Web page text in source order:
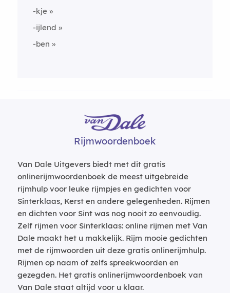
-kje
-ijlend
-ben
Rijmwoordenboek
Van Dale Uitgevers biedt met dit gratis
onlinerijmwoordenboek de meest uitgebreide
rijmhulp voor leuke rijmpjes en gedichten voor
Sinterklaas, Kerst en andere gelegenheden. Rijmen
en dichten voor Sint was nog nooit zo eenvoudig.
Zelf rijmen voor Sinterklaas: online rijmen met Van
Dale maakt het u makkelijk. Rijm mooie gedichten
met de rijmwoorden uit deze gratis onlinerijmhulp.
Rijmen op naam of zelfs spreekwoorden en
gezegden. Het gratis onlinerijmwoordenboek van
Van Dale staat altijd voor u klaar.